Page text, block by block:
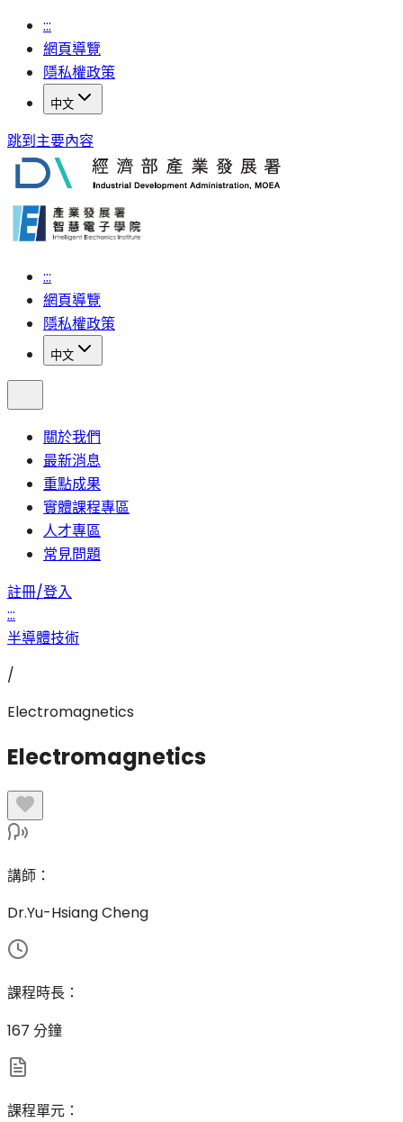
:::
網頁導覽
隱私權政策
中文
跳到主要內容
:::
網頁導覽
隱私權政策
中文
關於我們
最新消息
重點成果
實體課程專區
人才專區
常見問題
註冊/登入
:::
半導體技術
/
Electromagnetics
Electromagnetics
講師 ：
Dr.Yu-Hsiang Cheng
課程時長 ：
167 分鐘
課程單元 ：